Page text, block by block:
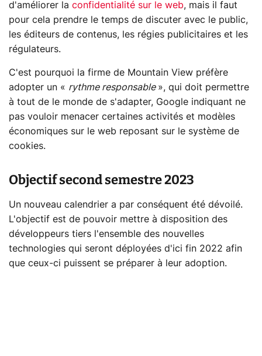
d'améliorer la confidentialité sur le web, mais il faut
pour cela prendre le temps de discuter avec le public,
les éditeurs de contenus, les régies publicitaires et les
régulateurs.
C'est pourquoi la firme de Mountain View préfère
adopter un « rythme responsable », qui doit permettre
à tout de le monde de s'adapter, Google indiquant ne
pas vouloir menacer certaines activités et modèles
économiques sur le web reposant sur le système de
cookies.
Objectif second semestre 2023
Un nouveau calendrier a par conséquent été dévoilé.
L'objectif est de pouvoir mettre à disposition des
développeurs tiers l'ensemble des nouvelles
technologies qui seront déployées d'ici fin 2022 afin
que ceux-ci puissent se préparer à leur adoption.